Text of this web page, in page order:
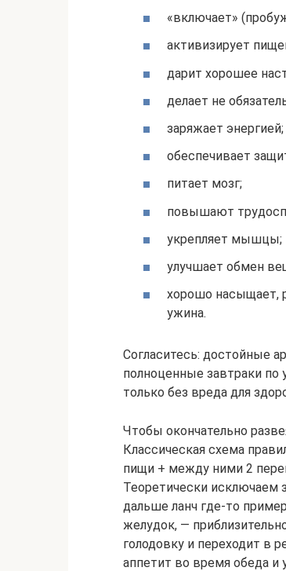
«включает»
активизирует
дарит хорошее
делает не
заряжает энергией;
обеспечивает
питает мозг;
повышают
укрепляет мышцы;
улучшает обмен
хорошо насыщает,
ужина.
Согласитесь: достойные
полноценные завтраки по
только без вреда для
Чтобы окончательно
Классическая схема
пищи + между ними 2
Теоретически исключаем
дальше ланч где-то
желудок, —
голодовку и переходит в
аппетит во время обеда и